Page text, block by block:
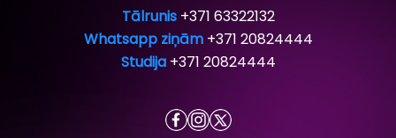
Tālrunis +371 63322132
Whatsapp ziņām +371 20824444
Studija +371 20824444